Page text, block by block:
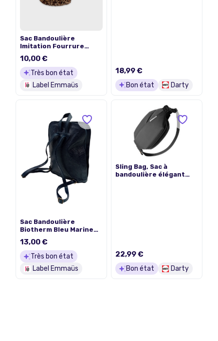
Sac Bandoulière
Imitation Fourrure
(T4045)
10,00 €
Très bon état
Label Emmaüs
18,99 €
Bon état Darty
Sac Bandoulière
Biotherm Bleu Marine
Grainé T4704 (T4704)
13,00 €
Très bon état
Label Emmaüs
Sling Bag, Sac à
bandoulière élégant
22,99 €
Bon état Darty